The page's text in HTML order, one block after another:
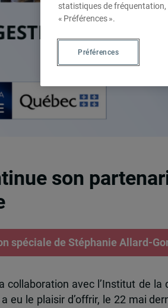
son
spéciale de Stéphanie Allard-
collaboration avec l’Institut de
eu le plaisir d’offrir, le 22 mai
statistiques de
« Préférences ».
Préférences